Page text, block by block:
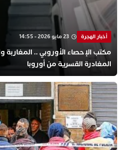
أخبار الهجرة 23 مايو 2026 - 14:55
مكتب الإحصاء الأوروبي .. المغاربة
المغادرة القسرية من أوروبا